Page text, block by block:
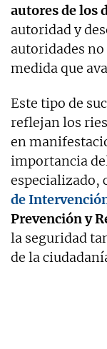
autores de los
autoridad y
autoridades
medida que
Este tipo de
reflejan los
en
importancia
especializado,
de
Prevención y
la seguridad
de la